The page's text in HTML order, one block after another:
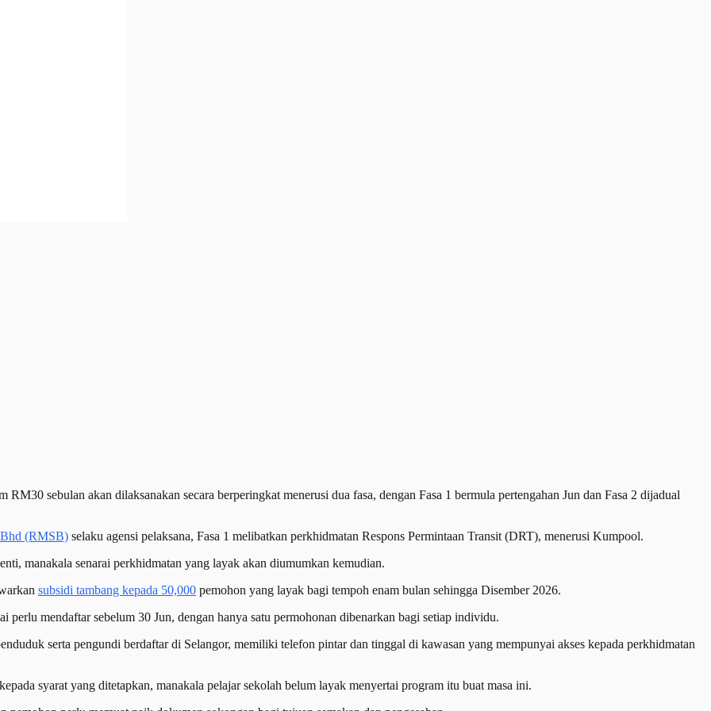
sebulan akan dilaksanakan secara berperingkat menerusi dua fasa, dengan Fasa 1 bermula pertengahan Jun dan Fasa 2 dijadual
(RMSB) selaku agensi pelaksana, Fasa 1 melibatkan perkhidmatan Respons Permintaan Transit (DRT), menerusi Kumpool.
manakala senarai perkhidmatan yang layak akan diumumkan kemudian.
subsidi tambang kepada 50,000 pemohon yang layak bagi tempoh enam bulan sehingga Disember 2026.
perlu mendaftar sebelum 30 Jun, dengan hanya satu permohonan dibenarkan bagi setiap individu.
serta pengundi berdaftar di Selangor, memiliki telefon pintar dan tinggal di kawasan yang mempunyai akses kepada perkhidmatan
syarat yang ditetapkan, manakala pelajar sekolah belum layak menyertai program itu buat masa ini.